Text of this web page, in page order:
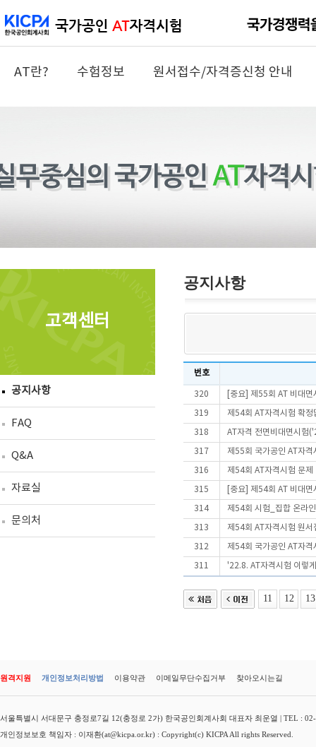
AT란? 수험정보 원서접수/자격증신청 안내
고객센터
공지사항
FAQ
Q&A
자료실
문의처
공지사항
번호
320 [중요] 제55회 AT 비대
319 제54회 AT자격시험 확정
318 AT자격 전면비대면시험
317 제55회 국가공인 AT자격
316 제54회 AT자격시험 문
315 [중요] 제54회 AT 비대
314 제54회 시험_집합 온라
313 제54회 AT자격시험 원
312 제54회 국가공인 AT자격
311 '22.8. AT자격시험 이렇
11 12 13
원격지원 개인정보처리방법 이용약관 이메일무단수집거부 찾아오시는길
서울특별시 서대문구 충정로7길 12(충정로 2가) 한국공인회계사회 대표자 최운열 | TEL :
개인정보보호 책임자 : 이재환(at@kicpa.or.kr) : Copyright(c) KICPA All rights Reserved.